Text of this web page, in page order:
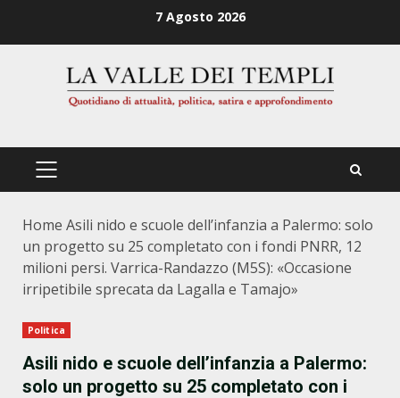
7 Agosto 2026
PRIMÄRES
Home Asili nido e scuole dell’infanzia a Palermo: solo
un progetto su 25 completato con i fondi PNRR, 12
milioni persi. Varrica-Randazzo (M5S): «Occasione
irripetibile sprecata da Lagalla e Tamajo»
Politica
Asili nido e scuole dell’infanzia a Palermo:
solo un progetto su 25 completato con i